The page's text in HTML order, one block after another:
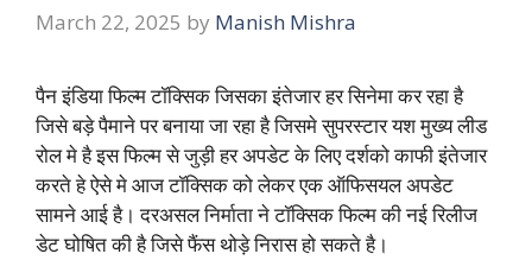
March 22, 2025 by Manish Mishra
पैन इंडिया फिल्म टॉक्सिक जिसका इंतेजार हर सिनेमा कर रहा है
जिसे बड़े पैमाने पर बनाया जा रहा है जिसमे सुपरस्टार यश मुख्य लीड
रोल मे है इस फिल्म से जुड़ी हर अपडेट के लिए दर्शको काफी इंतेजार
करते हे ऐसे मे आज टॉक्सिक को लेकर एक ऑफिसयल अपडेट
सामने आई है। दरअसल निर्माता ने टॉक्सिक फिल्म की नई रिलीज
डेट घोषित की है जिसे फैंस थोड़े निरास हो सकते है।